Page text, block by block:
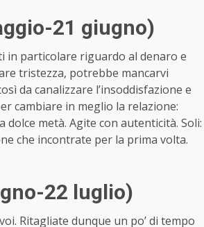
21 giugno)
in particolare riguardo al denaro e
tristezza, potrebbe mancarvi
da canalizzare l’insoddisfazione e
cambiare in meglio la relazione:
metà. Agite con autenticità. Soli:
che incontrate per la prima volta.
22 luglio)
Ritagliate dunque un po’ di tempo